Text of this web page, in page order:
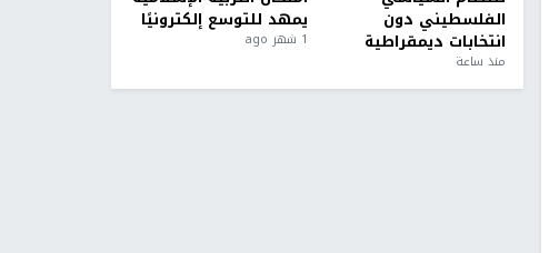
الفلسطيني دون
انتخابات ديمقراطية
منذ ساعة
يمهد للتوسع إلكترونيًا
1 شهر ago